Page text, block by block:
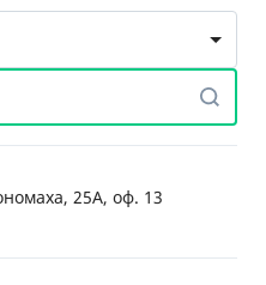
25А, оф. 13